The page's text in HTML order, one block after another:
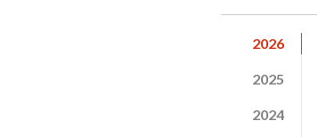
2026
2025
2024